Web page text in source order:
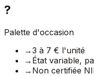
?
Palette d'occasion
→3 à 7 € l'unité
→ État variable,
→ Non certifiée